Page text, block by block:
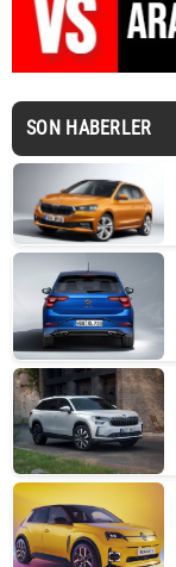
SON HABERLER